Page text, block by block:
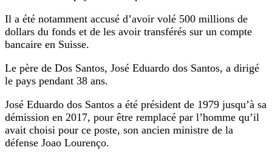
Il a été notamment accusé d’avoir volé 500 millions de
dollars du fonds et de les avoir transférés sur un compte
bancaire en Suisse.
Le père de Dos Santos, José Eduardo dos Santos, a dirigé
le pays pendant 38 ans.
José Eduardo dos Santos a été président de 1979 jusqu’à sa
démission en 2017, pour être remplacé par l’homme qu’il
avait choisi pour ce poste, son ancien ministre de la
défense Joao Lourenço.